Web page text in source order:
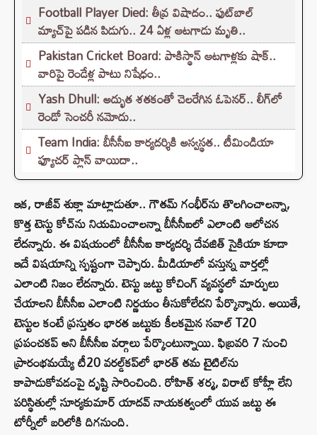
Football Player Died: తీవ్ర విషాదం.. ఫుట్‌బాల్
మ్యాచ్‌పై పడిన పిడుగు.. 24 ఏళ్ల ఆటగాడు మృతి..
Pakistan Cricket Board: పాకిస్థాన్ ఆటగాళ్లకు షాక్..
వారిపై రెండేళ్ల పాటు నిషేధం..
Yash Dhull: అద్భుత శతకంతో చెలరేగిన ఓపెనర్.. లీగ్‌లో
రెండో సెంచరీ నమోదు..
Team India: బీసీసీఐ కార్యదర్శికి అస్వస్థత.. టీమిండియా
ఫ్యూచర్ ప్లాన్ వాయిదా..
ఇక, రాజీవ్ శుక్లా మాట్లాడుతూ.. గౌతమ్ గంభీర్‌ను తొలగించాలన్నా,
కొత్త టెస్టు కోచ్‌ను నియమించాలన్నా బీసీసీఐలో ఎలాంటి ఆలోచన
లేదన్నారు. ఈ విషయంలో బీసీసీఐ కార్యదర్శి దేవజిత్ సైకియా కూడా
ఇదే విషయాన్ని స్పష్టంగా చెప్పారు. మీడియాలో వస్తున్న వార్తల్లో
ఎలాంటి నిజం లేదన్నారు. టెస్టు జట్టు కోచింగ్ వ్యవస్థలో మార్పులు
చేయాలని బీసీసీఐ ఎలాంటి నిర్ణయం తీసుకోలేదని పేర్కొన్నారు. అయితే,
టెస్టుల కంటే ప్రస్తుతం భారత జట్టుకు కీలకమైన సవాల్ T20
ప్రపంచకప్ అని బీసీసీఐ వర్గాలు పేర్కొంటున్నాయి. ఫిబ్రవరి 7 నుంచి
ప్రారంభమయ్యే టీ20 వరల్డ్‌కప్‌లో భారత్ తమ టైటిల్‌ను
కాపాడుకోవడంపై దృష్టి సారించింది. రోహిత్ శర్మ, విరాట్ కోహ్లీ లేని
పరిస్థితుల్లో సూర్యకుమార్ యాదవ్ నాయకత్వంలో యువ జట్టు ఈ
టోర్నీలో బరిలోకి దిగనుంది.